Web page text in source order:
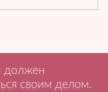
своим делом.